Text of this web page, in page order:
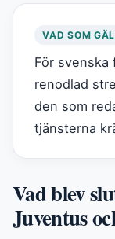
VAD SOM
För svenska
renodlad
den som
tjänsterna
Vad blev
Juventus